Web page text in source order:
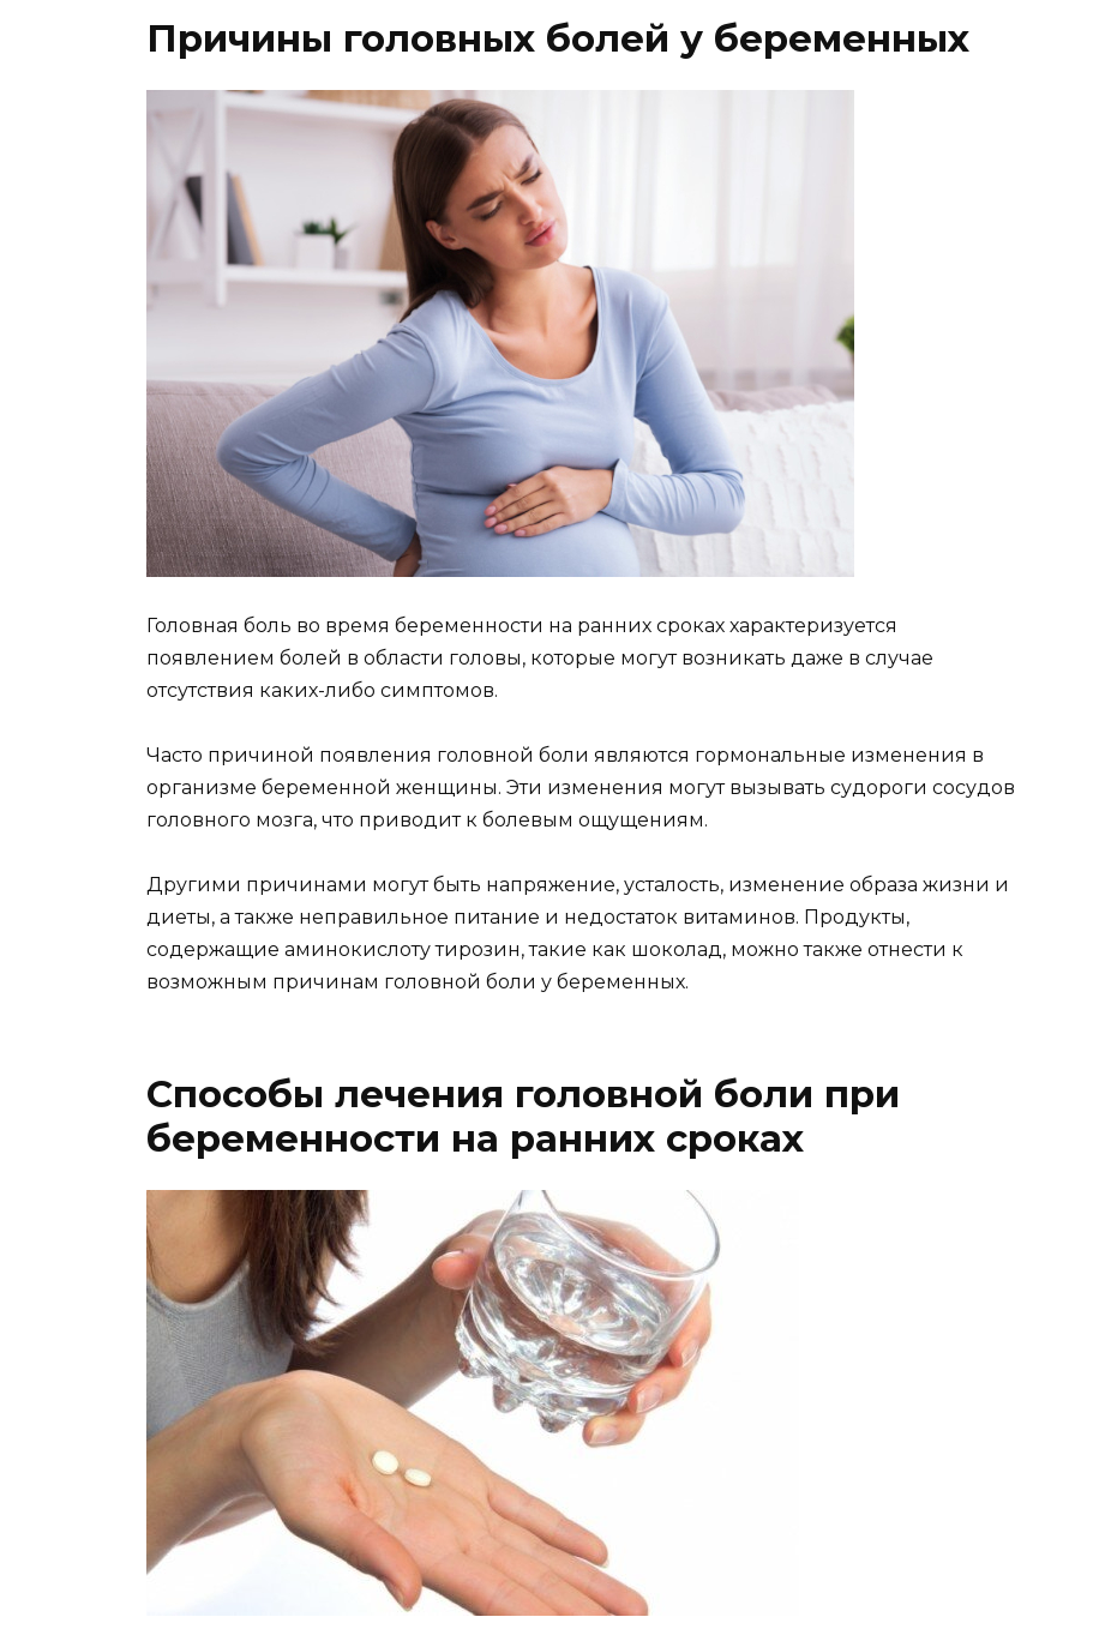
Причины головных болей у беременных
Головная боль во время беременности на ранних сроках характеризуется
появлением болей в области головы, которые могут возникать даже в случае
отсутствия каких-либо симптомов.
Часто причиной появления головной боли являются гормональные изменения в
организме беременной женщины. Эти изменения могут вызывать судороги сосудов
головного мозга, что приводит к болевым ощущениям.
Другими причинами могут быть напряжение, усталость, изменение образа жизни и
диеты, а также неправильное питание и недостаток витаминов. Продукты,
содержащие аминокислоту тирозин, такие как шоколад, можно также отнести к
возможным причинам головной боли у беременных.
Способы лечения головной боли при
беременности на ранних сроках